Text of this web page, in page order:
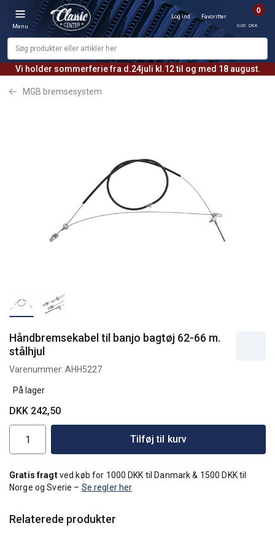
Vi holder sommerferie fra d.24juli kl.12 til og med 18 august.
Menu
Log ind Favoritter
0
0,00 DKK
MGB bremsesystem
Håndbremsekabel til banjo bagtøj 62-66 m.
stålhjul
Varenummer: AHH5227
På lager
DKK 242,50
Tilføj til kurv
Gratis fragtved køb for 1000 DKK til Danmark & 1500 DKK til
Norge og Sverie – Se regler her
Relaterede produkter